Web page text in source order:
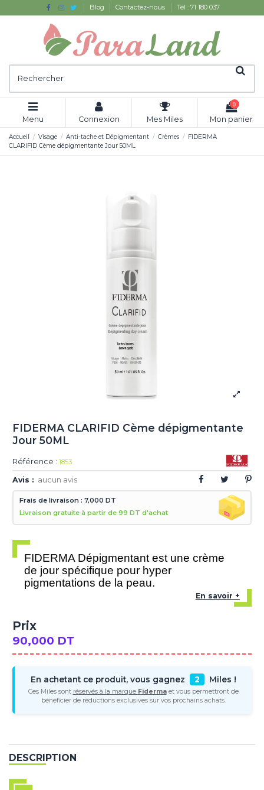
Blog Contactez-nous Tél : 71 180 037
Menu Connexion Mes Miles
0
Mon panier
Accueil Visage Anti-tache et Dépigmentant Crèmes
FIDERMA
CLARIFID Cème dépigmentante Jour 50ML
FIDERMA CLARIFID Cème dépigmentante
Jour 50ML
Référence : 1853
Avis : aucun avis
Frais de livraison : 7,000 DT
Livraison gratuite à partir de 99 DT d'achat
FIDERMA Dépigmentant est une crème
de jour spécifique pour hyper
pigmentations de la peau.
En savoir +
Prix
90,000 DT
En achetant ce produit, vous gagnez 2 Miles !
Ces Miles sont réservés à la marque Fidermaet vous permettront de
bénéficier de réductions exclusives sur vos prochains achats.
DESCRIPTION